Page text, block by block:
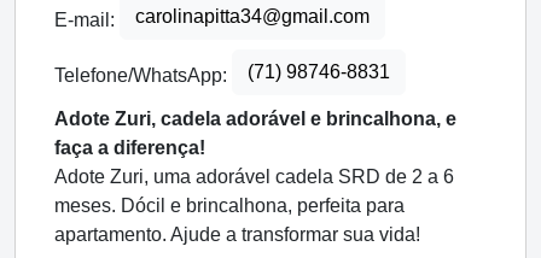
E-mail: carolinapitta34@gmail.com
Telefone/WhatsApp: (71) 98746-8831
Adote Zuri, cadela adorável e brincalhona, e
faça a diferença!
Adote Zuri, uma adorável cadela SRD de 2 a 6
meses. Dócil e brincalhona, perfeita para
apartamento. Ajude a transformar sua vida!